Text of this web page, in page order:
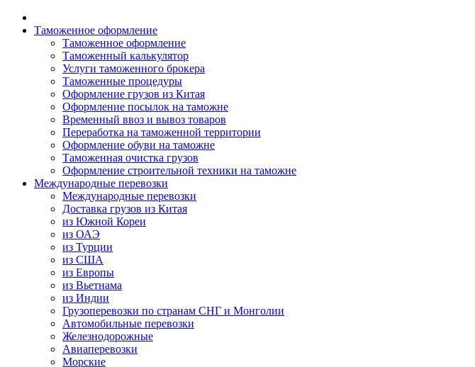
Таможенное оформление
Таможенное оформление
Таможенный калькулятор
Услуги таможенного брокера
Таможенные процедуры
Оформление грузов из Китая
Оформление посылок на таможне
Временный ввоз и вывоз товаров
Переработка на таможенной территории
Оформление обуви на таможне
Таможенная очистка грузов
Оформление строительной техники на таможне
Международные перевозки
Международные перевозки
Доставка грузов из Китая
из Южной Кореи
из ОАЭ
из Турции
из США
из Европы
из Вьетнама
из Индии
Грузоперевозки по странам СНГ и Монголии
Автомобильные перевозки
Железнодорожные
Авиаперевозки
Морские